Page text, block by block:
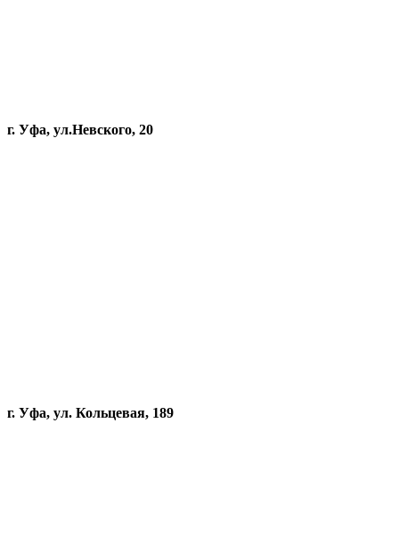
г. Уфа, ул.Невского, 20
г. Уфа, ул. Кольцевая, 189